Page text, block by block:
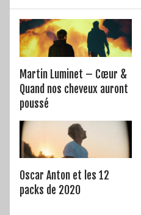
Martin Luminet – Cœur &
Quand nos cheveux auront
poussé
Oscar Anton et les 12
packs de 2020